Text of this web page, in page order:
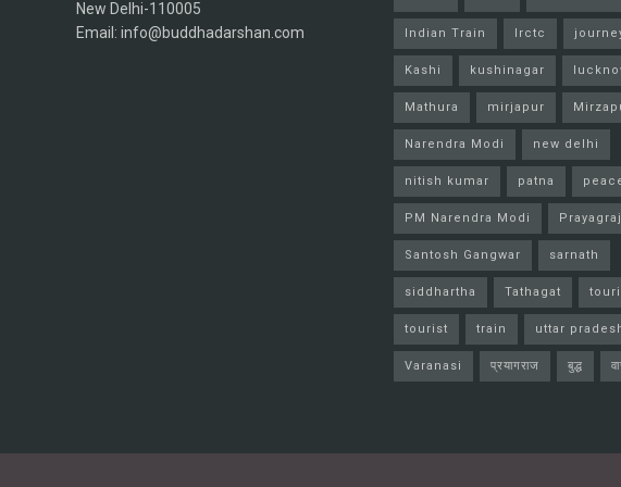
New Delhi-110005
Email: info@buddhadarshan.com
Indian Train Irctc
Kashi kushinagar
Mathura mirjapur
Narendra Modi new delhi
nitish kumar patna
PM Narendra Modi Prayagraj
Santosh Gangwar sarnath
siddhartha Tathagat
tourist train uttar
Varanasi प्रयागराज बुद्ध